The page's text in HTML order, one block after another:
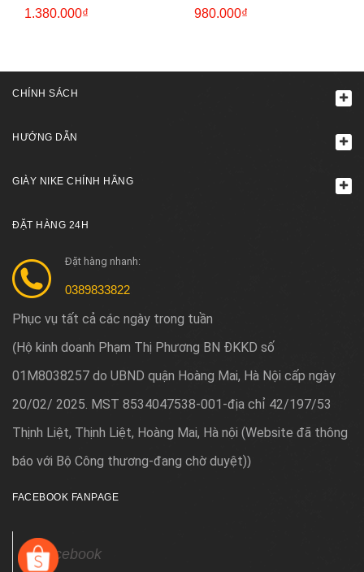
hãng
1.380.000₫ 980.000₫
CHÍNH SÁCH
HƯỚNG DẪN
GIÀY NIKE CHÍNH HÃNG
ĐẶT HÀNG 24H
Đặt hàng nhanh:
0389833822
Phục vụ tất cả các ngày trong tuần
(Hộ kinh doanh Phạm Thị Phương BN ĐKKD số
01M8038257 do UBND quận Hoàng Mai, Hà Nội cấp ngày
20/02/ 2025. MST 8534047538-001-địa chỉ 42/197/53
Thịnh Liệt, Thịnh Liệt, Hoàng Mai, Hà nội (Website đã thông
báo với Bộ Công thương-đang chờ duyệt))
FACEBOOK FANPAGE
Facebook